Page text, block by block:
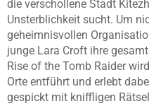
die verschollene Stadt
Unsterblichkeit sucht. Um
geheimnisvollen
junge Lara Croft ihre
Rise of the Tomb Raider
Orte entführt und erlebt
gespickt mit kniffligen